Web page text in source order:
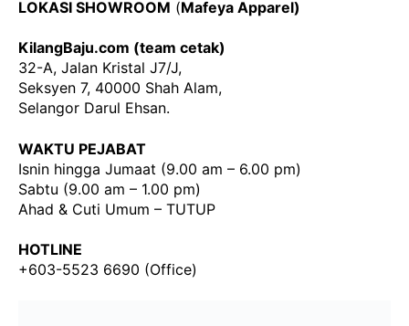
LOKASI SHOWROOM (Mafeya Apparel)
KilangBaju.com (team cetak)
32-A, Jalan Kristal J7/J,
Seksyen 7, 40000 Shah Alam,
Selangor Darul Ehsan.
WAKTU PEJABAT
Isnin hingga Jumaat (9.00 am – 6.00 pm)
Sabtu (9.00 am – 1.00 pm)
Ahad & Cuti Umum – TUTUP
HOTLINE
+603-5523 6690 (Office)